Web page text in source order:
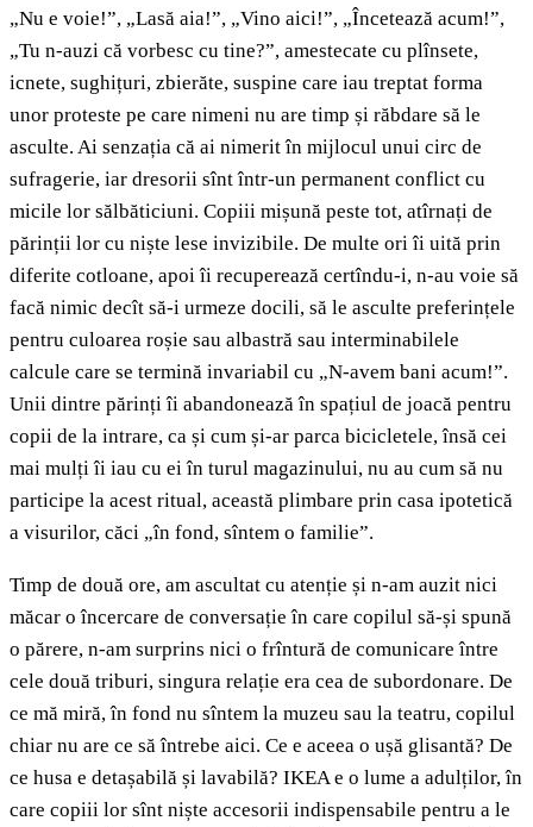
„Nu e voie!”, „Lasă aia!”, „Vino aici!”, „Încetează acum!”,
„Tu n-auzi că vorbesc cu tine?”, amestecate cu plînsete,
icnete, sughițuri, zbierăte, suspine care iau treptat forma
unor proteste pe care nimeni nu are timp și răbdare să le
asculte. Ai senzația că ai nimerit în mijlocul unui circ de
sufragerie, iar dresorii sînt într-un permanent conflict cu
micile lor sălbăticiuni. Copiii mișună peste tot, atîrnați de
părinții lor cu niște lese invizibile. De multe ori îi uită prin
diferite cotloane, apoi îi recuperează certîndu-i, n-au voie să
facă nimic decît să-i urmeze docili, să le asculte preferințele
pentru culoarea roșie sau albastră sau interminabilele
calcule care se termină invariabil cu „N-avem bani acum!”.
Unii dintre părinți îi abandonează în spațiul de joacă pentru
copii de la intrare, ca și cum și-ar parca bicicletele, însă cei
mai mulți îi iau cu ei în turul magazinului, nu au cum să nu
participe la acest ritual, această plimbare prin casa ipotetică
a visurilor, căci „în fond, sîntem o familie”.
Timp de două ore, am ascultat cu atenție și n-am auzit nici
măcar o încercare de conversație în care copilul să-și spună
o părere, n-am surprins nici o frîntură de comunicare între
cele două triburi, singura relație era cea de subordonare. De
ce mă miră, în fond nu sîntem la muzeu sau la teatru, copilul
chiar nu are ce să întrebe aici. Ce e aceea o ușă glisantă? De
ce husa e detașabilă și lavabilă? IKEA e o lume a adulților, în
care copiii lor sînt niște accesorii indispensabile pentru a le